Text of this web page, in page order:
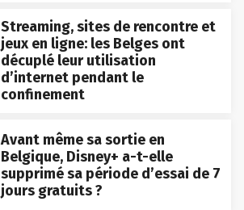
Streaming, sites de rencontre et
jeux en ligne: les Belges ont
décuplé leur utilisation
d’internet pendant le
confinement
Avant même sa sortie en
Belgique, Disney+ a-t-elle
supprimé sa période d’essai de 7
jours gratuits ?